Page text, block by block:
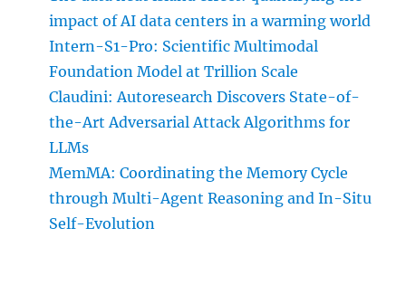
impact of AI data centers in a warming world
Intern-S1-Pro: Scientific Multimodal
Foundation Model at Trillion Scale
Claudini: Autoresearch Discovers State-of-
the-Art Adversarial Attack Algorithms for
LLMs
MemMA: Coordinating the Memory Cycle
through Multi-Agent Reasoning and In-Situ
Self-Evolution